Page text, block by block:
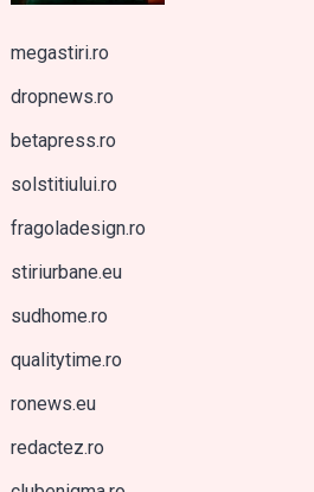
megastiri.ro
dropnews.ro
betapress.ro
solstitiului.ro
fragoladesign.ro
stiriurbane.eu
sudhome.ro
qualitytime.ro
ronews.eu
redactez.ro